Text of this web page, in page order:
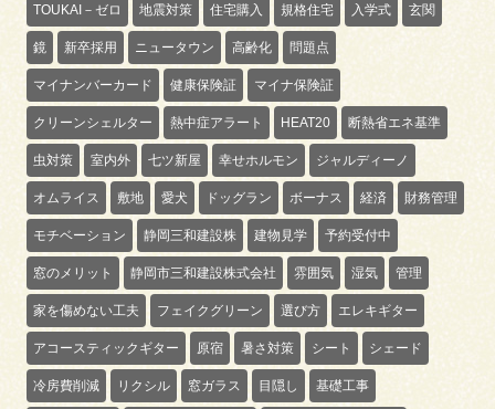
TOUKAI－ゼロ 地震対策 住宅購入 規格住宅 入学式 玄関
鏡 新卒採用 ニュータウン 高齢化 問題点
マイナンバーカード 健康保険証 マイナ保険証
クリーンシェルター 熱中症アラート HEAT20 断熱省エネ基準
虫対策 室内外 七ツ新屋 幸せホルモン ジャルディーノ
オムライス 敷地 愛犬 ドッグラン ボーナス 経済 財務管理
モチベーション 静岡三和建設株 建物見学 予約受付中
窓のメリット 静岡市三和建設株式会社 雰囲気 湿気 管理
家を傷めない工夫 フェイクグリーン 選び方 エレキギター
アコースティックギター 原宿 暑さ対策 シート シェード
冷房費削減 リクシル 窓ガラス 目隠し 基礎工事